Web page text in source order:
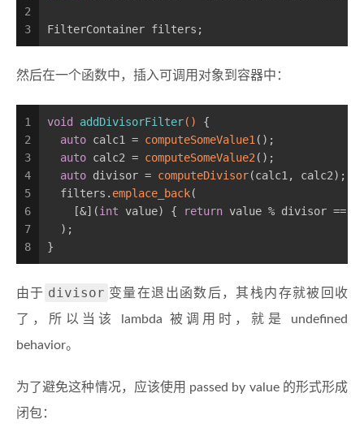
2
3
FilterContainer filters;
然后在一个函数中，插入可调用对象到容器中：
1
2
3
4
5
6
7
8
void addDivisorFilter()
{
auto calc1 = computeSomeValue1 ();
auto calc2 = computeSomeValue2 ();
auto divisor = computeDivisor(calc1, calc2);
  filters.
emplace_back
    [&](
int value) { return value % divisor ==
}
由于 divisor 变量在退出函数后，其栈内存就被回收
了，所以当该 lambda 被调用时，就是 undefined
behavior。
为了避免这种情况，应该使用 passed by value 的形式形成
闭包：